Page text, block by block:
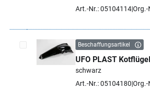
Art.-Nr.: 05104114Org.-
Artikel auswählen
Beschaffungsartikel
UFO PLAST Kotflügel
schwarz
Art.-Nr.: 05104180 Org.-